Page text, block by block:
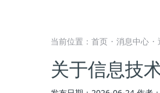
当前位置： 首页 · 消息中心 ·
关于信息技